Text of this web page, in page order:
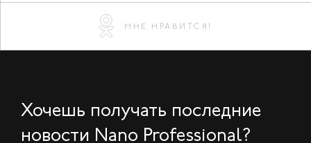
МНЕ НРАВИТСЯ!
Хочешь получать последние
новости Nano Professional?